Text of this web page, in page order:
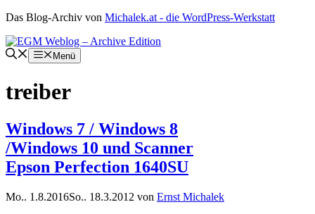
Zum
springen
Das Blog-Archiv von Michalek.at - die WordPress-Werkstatt
Menü
treiber
Windows 7 / Windows 8
/Windows 10 und Scanner
Epson Perfection 1640SU
Mo.. 1.8.2016So.. 18.3.2012 von Ernst Michalek